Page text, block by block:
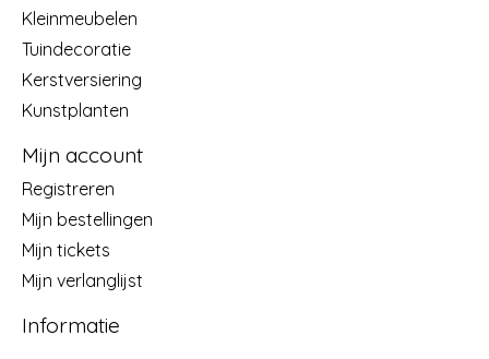
Kleinmeubelen
Tuindecoratie
Kerstversiering
Kunstplanten
Mijn account
Registreren
Mijn bestellingen
Mijn tickets
Mijn verlanglijst
Informatie